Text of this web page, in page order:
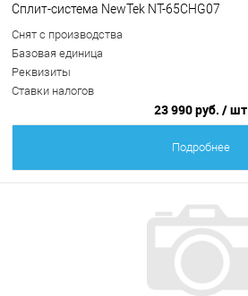
Сплит-система NewTek NT-65CHG07
Снят с производства
Базовая единица
Реквизиты
Ставки налогов
23 990 руб. / шт
Подробнее